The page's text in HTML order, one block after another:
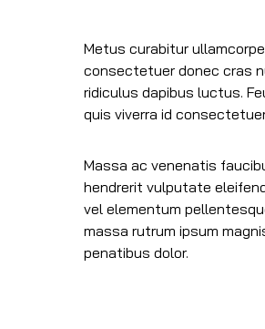
Metus curabitur
consectetuer donec cras
ridiculus dapibus luctus.
quis viverra id
Massa ac venenatis
hendrerit vulputate
vel elementum
massa rutrum ipsum
penatibus dolor.